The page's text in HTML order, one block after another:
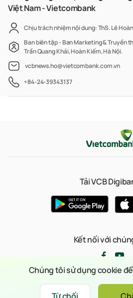
Việt Nam - Vietcombank
Chịu trách nhiệm nội dung: ThS. Lê
Ban biên tập - Ban Marketing & Truyền
Trần Quang Khải, Hoàn Kiếm, Hà Nội.
vcbnews.ho@vietcombank.com.vn
+84-24-39343137
Tải VCB
Kết nối với
© 2023 Bản quyền thuộc về Ngân hàng
Chúng tôi sử dụng cookie